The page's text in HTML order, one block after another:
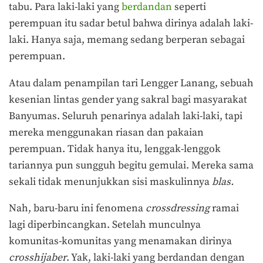
tabu. Para laki-laki yangberdandan seperti
perempuan itu sadar betul bahwa dirinya adalah laki-
laki. Hanya saja, memang sedang berperan sebagai
perempuan.
Atau dalam penampilan tari Lengger Lanang, sebuah
kesenian lintas gender yang sakral bagi masyarakat
Banyumas. Seluruh penarinya adalah laki-laki, tapi
mereka menggunakan riasan dan pakaian
perempuan. Tidak hanya itu, lenggak-lenggok
tariannya pun sungguh begitu gemulai. Mereka sama
sekali tidak menunjukkan sisi maskulinnyablas.
Nah, baru-baru ini fenomena crossdressingramai
lagi diperbincangkan. Setelah munculnya
komunitas-komunitas yang menamakan dirinya
crosshijaber. Yak, laki-laki yang berdandan dengan